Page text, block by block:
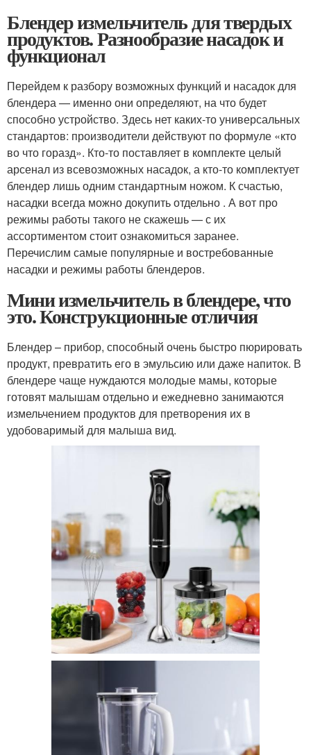
Блендер измельчитель для твердых
продуктов. Разнообразие насадок и
функционал
Перейдем к разбору возможных функций и насадок для
блендера — именно они определяют, на что будет
способно устройство. Здесь нет каких-то универсальных
стандартов: производители действуют по формуле «кто
во что горазд». Кто-то поставляет в комплекте целый
арсенал из всевозможных насадок, а кто-то комплектует
блендер лишь одним стандартным ножом. К счастью,
насадки всегда можно докупить отдельно . А вот про
режимы работы такого не скажешь — с их
ассортиментом стоит ознакомиться заранее.
Перечислим самые популярные и востребованные
насадки и режимы работы блендеров.
Мини измельчитель в блендере, что
это. Конструкционные отличия
Блендер – прибор, способный очень быстро пюрировать
продукт, превратить его в эмульсию или даже напиток. В
блендере чаще нуждаются молодые мамы, которые
готовят малышам отдельно и ежедневно занимаются
измельчением продуктов для претворения их в
удобоваримый для малыша вид.